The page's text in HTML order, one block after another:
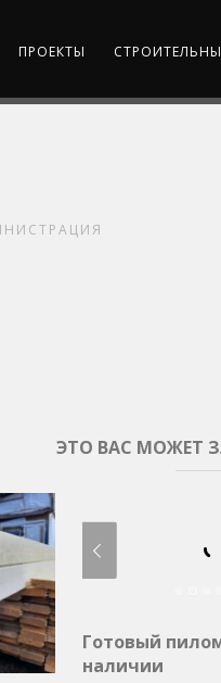
ПРОЕКТЫ
ЭТО ВАС МОЖЕТ
Готовый
наличии